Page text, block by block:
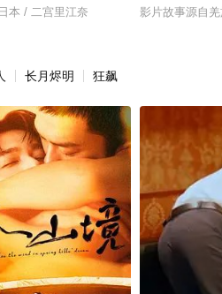
本 / 二宫里江奈 影片故事源自
长月烬明 狂飙